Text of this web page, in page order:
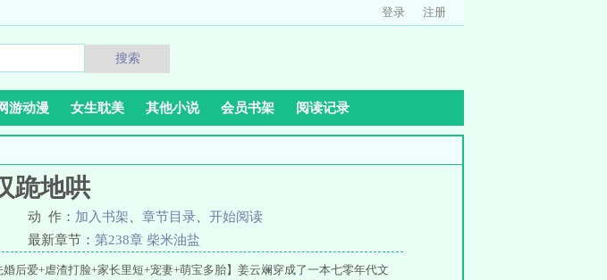
登录 注册
搜索
游动漫 女生耽美 其他小说 会员书架 阅读记录
跪地哄
动 作： 加入书架 章节目录
开始阅读
最新章节： 第238章 柴米油盐
后爱+虐渣打脸+家长里短+宠妻+萌宝多胎】姜云斓穿成了一本七零年代文